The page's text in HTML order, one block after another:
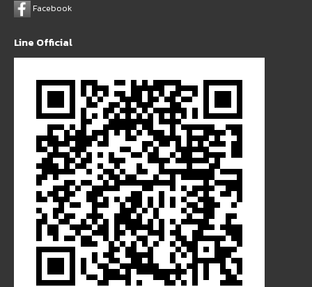
Facebook
Line Official